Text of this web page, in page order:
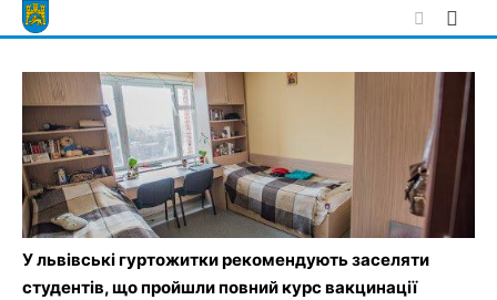
Skip
to
У львівські гуртожитки рекомендують заселяти
студентів, що пройшли повний курс вакцинації